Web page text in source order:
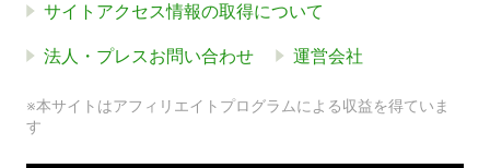
サイトアクセス情報の取得について
法人・プレスお問い合わせ 運営会社
※本サイトはアフィリエイトプログラムによる収益を得ていま
す